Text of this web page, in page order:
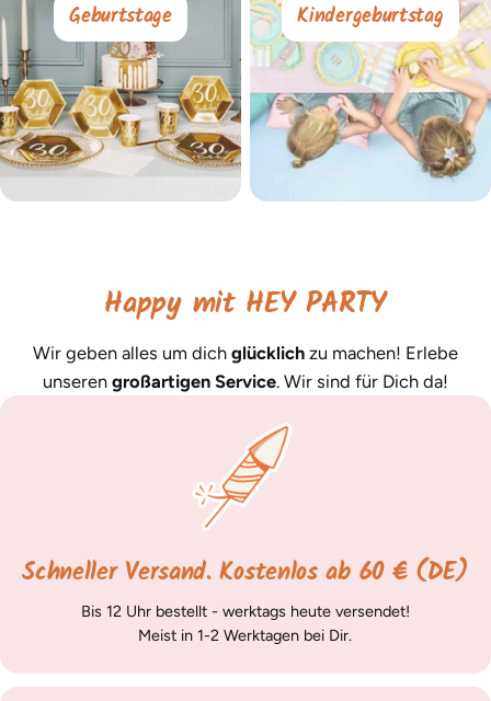
Geburtstage Kindergeburtstag
Happy mit HEY PARTY
Wir geben alles um dich glücklich zu machen! Erlebe
unseren großartigen Service. Wir sind für Dich da!
Schneller Versand. Kostenlos ab 60 € (DE)
Bis 12 Uhr bestellt - werktags heute versendet!
Meist in 1-2 Werktagen bei Dir.